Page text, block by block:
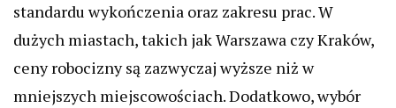
standardu wykończenia oraz zakresu prac. W
dużych miastach, takich jak Warszawa czy Kraków,
ceny robocizny są zazwyczaj wyższe niż w
mniejszych miejscowościach. Dodatkowo, wybór